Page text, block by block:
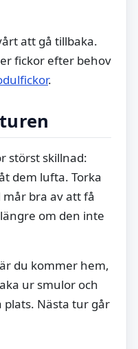
att gå tillbaka.
fickor efter behov
.
störst skillnad:
dem lufta. Torka
mår bra av att få
om den inte
du kommer hem,
ur smulor och
plats. Nästa tur går